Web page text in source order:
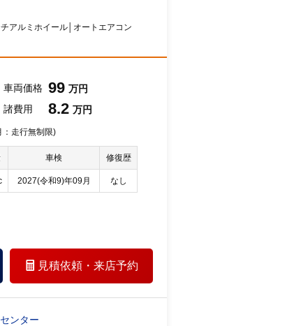
アルミホイール│オートエアコン
車両価格 99 万円
諸費用
8.2 万円
：走行無制限)
車検 修復歴
2027(令和9)年09月 なし
見積依頼・ 来店予約
ンター